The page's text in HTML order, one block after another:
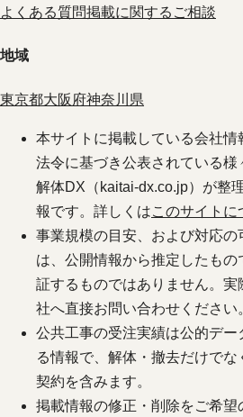
よくある質問掲載に関するご相談
地域
東京都大阪府神奈川県
本サイトに掲載している会社
法令に基づき公表されている様
解体DX（kaitai-dx.co.jp）が整
報です。詳しくはこのサイトに
事業規模の目安、および対応の
は、公開情報から推定したも
証するものではありません。
社へ直接お問い合わせください
公共工事の受注実績は公的デ
る情報で、解体・撤去だけで
契約を含みます。
掲載情報の修正・削除をご希望